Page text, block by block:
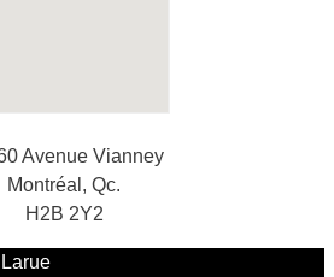
Avenue Vianney
Montréal, Qc.
H2B 2Y2